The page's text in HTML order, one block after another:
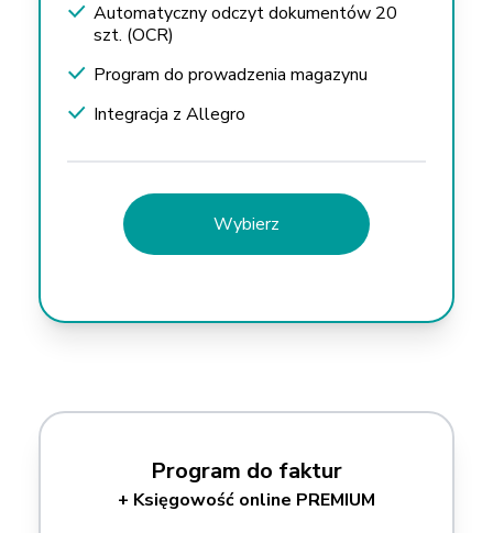
Automatyczny odczyt dokumentów 20
szt. (OCR)
Program do prowadzenia magazynu
Integracja z Allegro
Wybierz
Program do faktur
+ Księgowość online PREMIUM